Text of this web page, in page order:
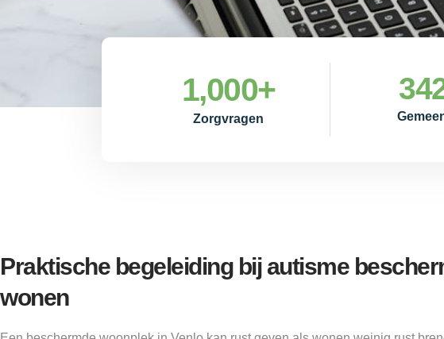
Zorgvragen
1,000+
Praktische begeleiding bij autisme
wonen